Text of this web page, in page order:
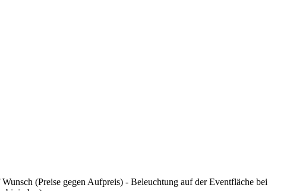
(Preise gegen Aufpreis) - Beleuchtung auf der Eventfläche bei